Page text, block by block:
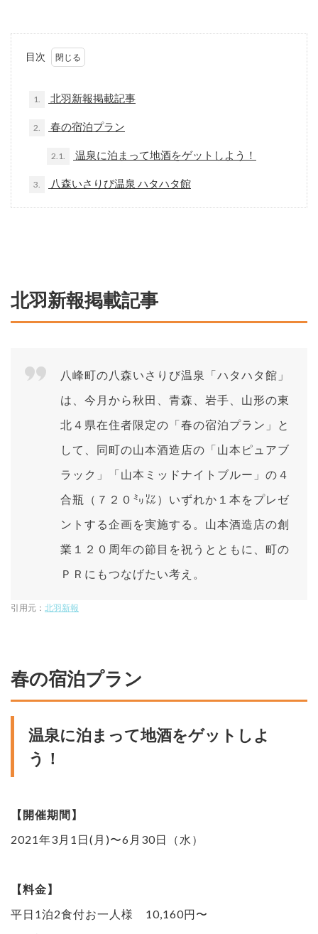
目次
1. 北羽新報掲載記事
2. 春の宿泊プラン
2.1. 温泉に泊まって地酒をゲットしよう！
3. 八森いさりび温泉 ハタハタ館
北羽新報掲載記事
八峰町の八森いさりび温泉「ハタハタ館」
は、今月から秋田、青森、岩手、山形の東
北４県在住者限定の「春の宿泊プラン」と
して、同町の山本酒造店の「山本ピュアブ
ラック」「山本ミッドナイトブルー」の４
合瓶（７２０㍉㍑）いずれか１本をプレゼ
ントする企画を実施する。山本酒造店の創
業１２０周年の節目を祝うとともに、町の
ＰＲにもつなげたい考え。
引用元： 北羽新報
春の宿泊プラン
温泉に泊まって地酒をゲットしよ
う！
【開催期間】
2021年3月1日(月)〜6月30日（水）
【料金】
平日1泊2食付お一人様 10,160円〜